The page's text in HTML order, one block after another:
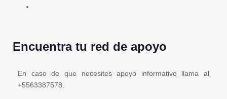
Encuentra tu red de apoyo
En caso de que necesites apoyo informativo llama al
+5563387578.